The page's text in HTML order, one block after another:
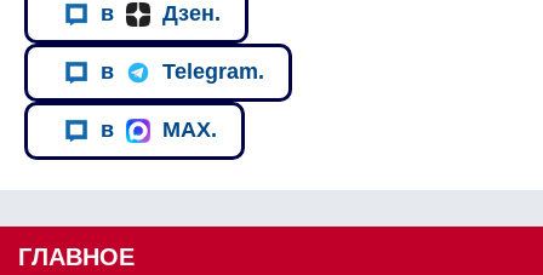
в Дзен.
в Telegram.
в MAX.
ГЛАВНОЕ